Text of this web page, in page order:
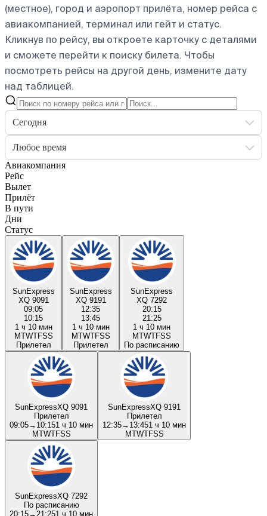
(местное), город и аэропорт прилёта, номер рейса с
авиакомпанией, терминал или гейт и статус.
Кликнув по рейсу, вы откроете карточку с деталями
и сможете перейти к поиску билета. Чтобы
посмотреть рейсы на другой день, измените дату
над таблицей.
Сегодня
Любое время
Авиакомпания
Рейс
Вылет
Прилёт
В пути
Дни
Статус
SunExpress
XQ 9091
09:05
10:15
1 ч 10 мин
MTWTFSS
Прилетел
SunExpress
XQ 9191
12:35
13:45
1 ч 10 мин
MTWTFSS
Прилетел
SunExpress
XQ 7292
20:15
21:25
1 ч 10 мин
MTWTFSS
По расписанию
SunExpressXQ 9091
Прилетел
09:05→ 10:151 ч 10 мин
MTWTFSS
SunExpressXQ 9191
Прилетел
12:35→ 13:451 ч 10 мин
MTWTFSS
SunExpressXQ 7292
По расписанию
20:15→ 21:251 ч 10 мин